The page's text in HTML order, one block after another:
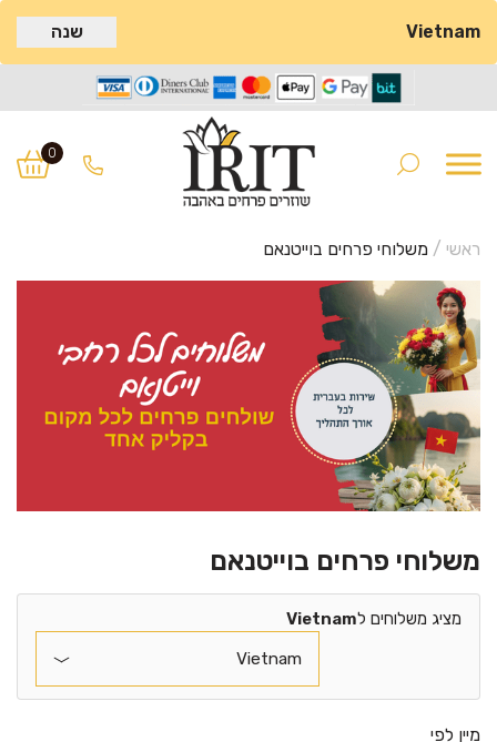
Vietnam שנה
to
navigation
to
content
0
ראשי / משלוחי פרחים בוייטנאם
משלוחי פרחים בוייטנאם
מציג משלוחים לVietnam
מיין לפי